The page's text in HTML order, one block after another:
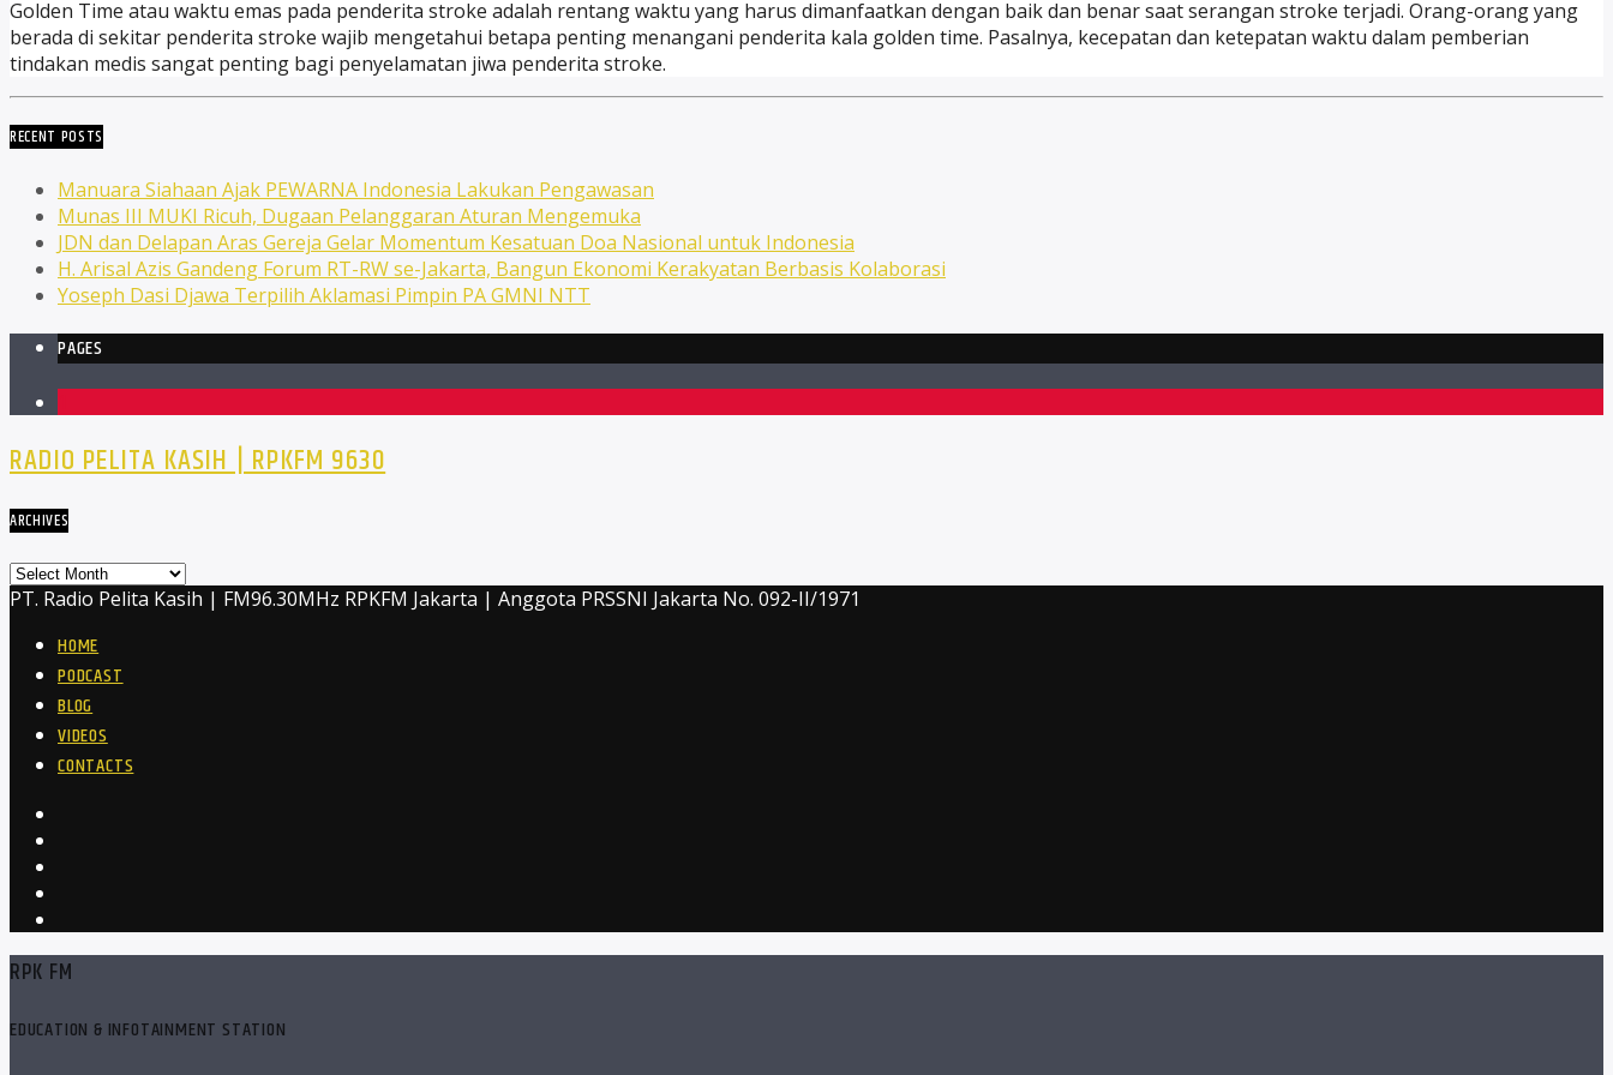
Golden Time atau waktu emas pada penderita stroke adalah rentang waktu yang harus dimanfaatkan dengan baik dan benar saat serangan stroke terjadi. Orang-orang yang
berada di sekitar penderita stroke wajib mengetahui betapa penting menangani penderita kala golden time. Pasalnya, kecepatan dan ketepatan waktu dalam pemberian
tindakan medis sangat penting bagi penyelamatan jiwa penderita stroke.
RECENT POSTS
Manuara Siahaan Ajak PEWARNA Indonesia Lakukan Pengawasan
Munas III MUKI Ricuh, Dugaan Pelanggaran Aturan Mengemuka
JDN dan Delapan Aras Gereja Gelar Momentum Kesatuan Doa Nasional untuk Indonesia
H. Arisal Azis Gandeng Forum RT-RW se-Jakarta, Bangun Ekonomi Kerakyatan Berbasis Kolaborasi
Yoseph Dasi Djawa Terpilih Aklamasi Pimpin PA GMNI NTT
PAGES
RADIO PELITA KASIH | RPKFM 9630
ARCHIVES
Archives
PT. Radio Pelita Kasih | FM96.30MHz RPKFM Jakarta | Anggota PRSSNI Jakarta No. 092-II/1971
HOME
PODCAST
BLOG
VIDEOS
CONTACTS
RPK FM
EDUCATION & INFOTAINMENT STATION